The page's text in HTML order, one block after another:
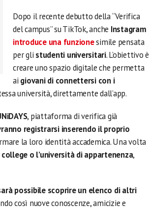
Dopo il recente debutto della “Verifica
del campus” su TikTok, anche Instagram
introduce una funzionesimile pensata
per gli studenti universitari. L’obiettivo è
creare uno spazio digitale che permetta
ai giovani di connettersi con i
università, direttamente dall’app.
, piattaforma di verifica già
registrarsi inserendo il proprio
la loro identità accademica. Una volta
o l’università di appartenenza,
possibile scoprire un elenco di altri
così nuove conoscenze, amicizie e